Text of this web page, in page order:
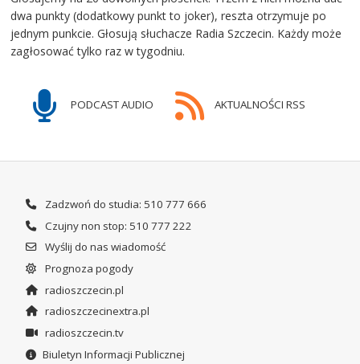
dwa punkty (dodatkowy punkt to joker), reszta otrzymuje po
jednym punkcie. Głosują słuchacze Radia Szczecin. Każdy może
zagłosować tylko raz w tygodniu.
PODCAST AUDIO AKTUALNOŚCI RSS
Zadzwoń do studia: 510 777 666
Czujny non stop: 510 777 222
Wyślij do nas wiadomość
Prognoza pogody
radioszczecin.pl
radioszczecinextra.pl
radioszczecin.tv
Biuletyn Informacji Publicznej